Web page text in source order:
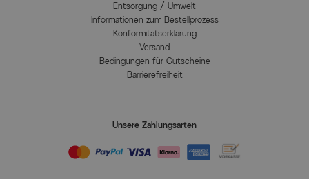
Entsorgung / Umwelt
Informationen zum Bestellprozess
Konformitätserklärung
Versand
Bedingungen für Gutscheine
Barrierefreiheit
Unsere Zahlungsarten